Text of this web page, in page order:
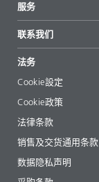
新闻和媒体
地区和分销商
展会和活动
可持续产品
成功案例
EcoVadis
认证
服务
起始配方
文章
电子书
法规事务
助剂指南 App
视频
下载
联系我们
法务
Cookie設定
Cookie政策
法律条款
销售及交货通用条款
数据隐私声明